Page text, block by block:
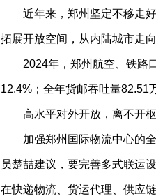
近年来，郑州坚定不移走好“
拓展开放空间，从内陆城市走向
2024年，郑州航空、铁路口
12.4%；全年货邮吞吐量82.51
高水平对外开放，离不开枢
加强郑州国际物流中心的全
员楚喆建议，要完善多式联运
在快递物流、货运代理、供应